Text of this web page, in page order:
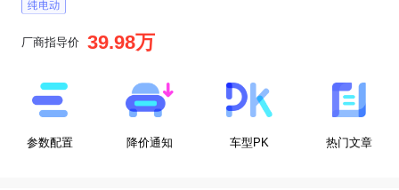
厂商指导价 39.98万
参数配置 降价通知 车型PK 热门文章